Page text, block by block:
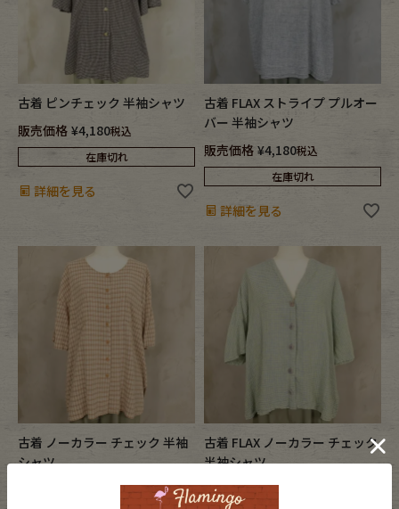
古着 ピンチェック 半袖シャツ
販売価格 ¥4,180税込
在庫切れ
詳細を見る
古着 FLAX ストライプ プルオー
バー 半袖シャツ
販売価格 ¥4,180税込
在庫切れ
詳細を見る
古着 ノーカラー チェック 半袖
シャツ
税込
古着 FLAX ノーカラー チェック
半袖シャツ
販売価格 ¥4,180